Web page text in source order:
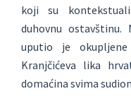
koji su
duhovnu ostavštinu.
uputio je
Kranjčićeva lika
domaćina svima